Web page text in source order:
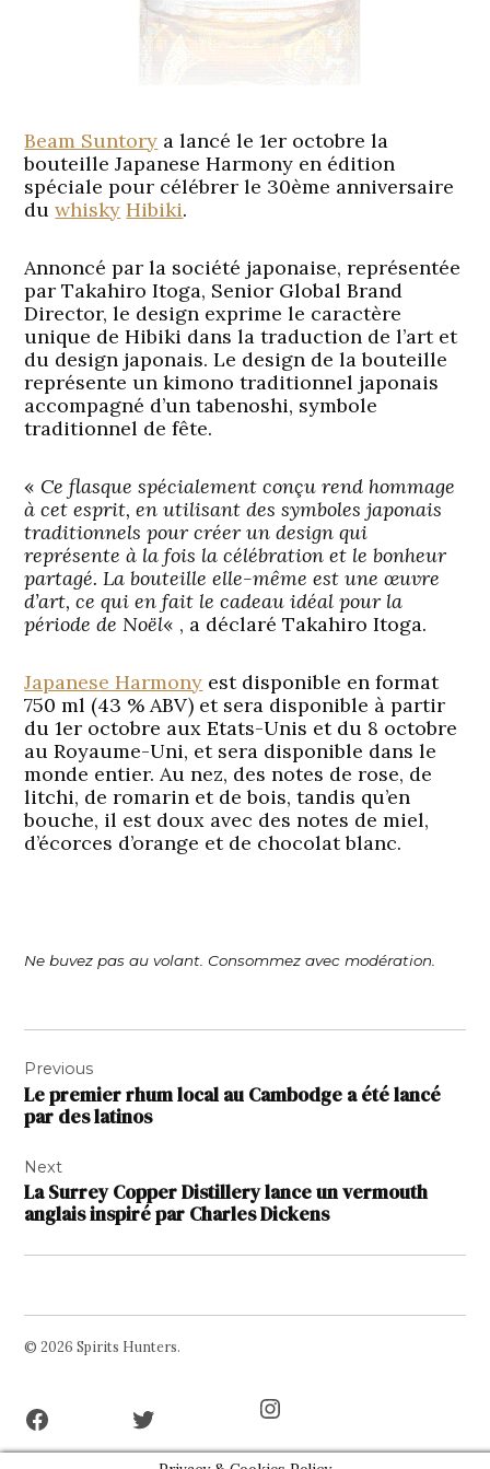
Beam Suntory a lancé le 1er octobre la
bouteille Japanese Harmony en édition
spéciale pour célébrer le 30ème anniversaire
duwhisky Hibiki.
Annoncé par la société japonaise, représentée
par Takahiro Itoga, Senior Global Brand
Director, le design exprime le caractère
unique de Hibiki dans la traduction de l’art et
du design japonais. Le design de la bouteille
représente un kimono traditionnel japonais
accompagné d’un tabenoshi, symbole
traditionnel de fête.
« Ce flasque spécialement conçu rend hommage
à cet esprit, en utilisant des symboles japonais
traditionnels pour créer un design qui
représente à la fois la célébration et le bonheur
partagé. La bouteille elle-même est une œuvre
d’art, ce qui en fait le cadeau idéal pour la
période de Noël« , a déclaré Takahiro Itoga.
Japanese Harmony est disponible en format
750 ml (43 % ABV) et sera disponible à partir
du 1er octobre aux Etats-Unis et du 8 octobre
au Royaume-Uni, et sera disponible dans le
monde entier. Au nez, des notes de rose, de
litchi, de romarin et de bois, tandis qu’en
bouche, il est doux avec des notes de miel,
d’écorces d’orange et de chocolat blanc.
Ne buvez pas au volant. Consommez avec modération.
de
l’article
Previous
Le premier rhum local au Cambodge a été lancé
par des latinos
Next
La Surrey Copper Distillery lance un vermouth
anglais inspiré par Charles Dickens
© 2026 Spirits Hunters.